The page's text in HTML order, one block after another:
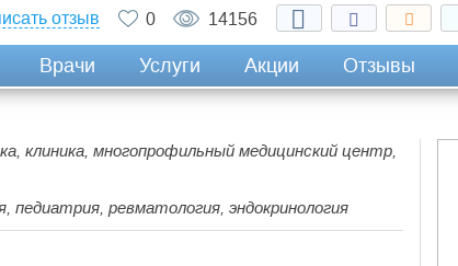
отзыв 0 14156
Врачи Услуги Акции Отзывы
клиника, многопрофильный медицинский центр,
педиатрия, ревматология, эндокринология